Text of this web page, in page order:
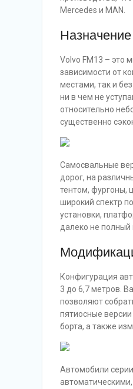
Mercedes и MAN.
Назначение
Volvo FM13 – это
зависимости от
местами, так и
ни в чем не
относительно
существенно
Самосвальные
дорог, на
тентом, фургоны,
широкий спектр
установки,
далеко не полный
Конфигурация
3 до 6,7 метров.
позволяют
пятиосные
борта, а также
Автомобили